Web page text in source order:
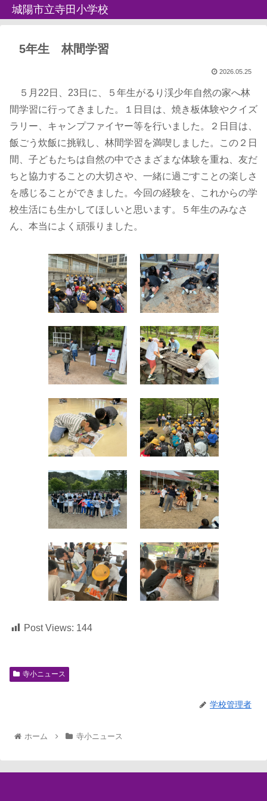
城陽市立寺田小学校
5年生 林間学習
2026.05.25
５月22日、23日に、５年生がるり渓少年自然の家へ林
間学習に行ってきました。１日目は、焼き板体験やクイズ
ラリー、キャンプファイヤー等を行いました。２日目は、
飯ごう炊飯に挑戦し、林間学習を満喫しました。この２日
間、子どもたちは自然の中でさまざまな体験を重ね、友だ
ちと協力することの大切さや、一緒に過ごすことの楽しさ
を感じることができました。今回の経験を、これからの学
校生活にも生かしてほしいと思います。５年生のみなさ
ん、本当によく頑張りました。
Post Views: 144
寺小ニュース
学校管理者
ホーム 寺小ニュース